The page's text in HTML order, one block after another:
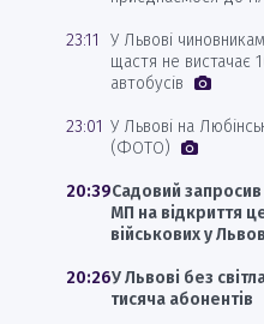
23:11
У Львові
щастя не вистачає
автобусів
23:01 У Львові на
(ФОТО)
20:39Садовий
МП на відкриття
військових у
20:26У Львові без
тисяча абонентів